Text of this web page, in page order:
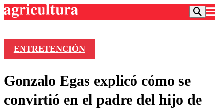
Frecuencias
Agricultura TV
ENTRETENCIÓN
Gonzalo Egas explicó cómo se
convirtió en el padre del hijo de